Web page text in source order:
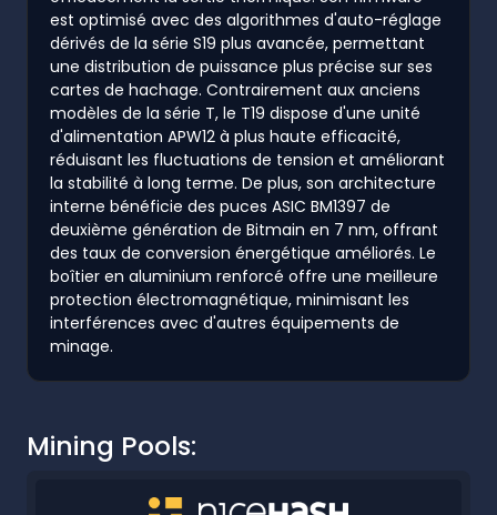
est optimisé avec des algorithmes d'auto-réglage
dérivés de la série S19 plus avancée, permettant
une distribution de puissance plus précise sur ses
cartes de hachage. Contrairement aux anciens
modèles de la série T, le T19 dispose d'une unité
d'alimentation APW12 à plus haute efficacité,
réduisant les fluctuations de tension et améliorant
la stabilité à long terme. De plus, son architecture
interne bénéficie des puces ASIC BM1397 de
deuxième génération de Bitmain en 7 nm, offrant
des taux de conversion énergétique améliorés. Le
boîtier en aluminium renforcé offre une meilleure
protection électromagnétique, minimisant les
interférences avec d'autres équipements de
minage.
Mining Pools: